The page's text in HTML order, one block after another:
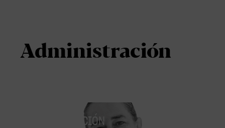
Administración
Elena Barrios
ADMINISTRACIÓN